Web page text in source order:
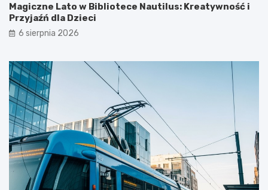
Magiczne Lato w Bibliotece Nautilus: Kreatywność i
Przyjaźń dla Dzieci
6 sierpnia 2026